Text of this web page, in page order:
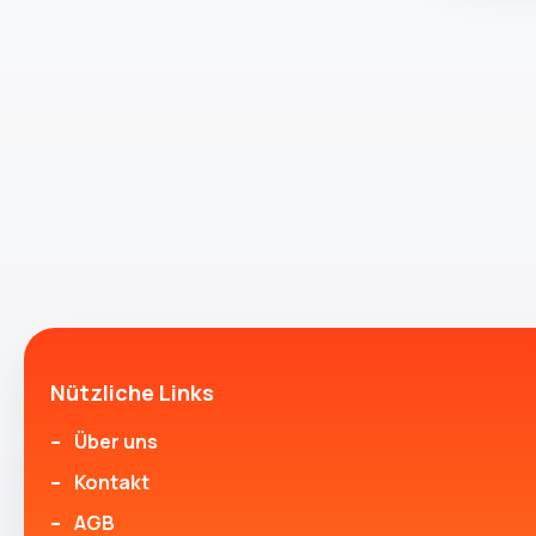
Nützliche Links
Über uns
Kontakt
AGB